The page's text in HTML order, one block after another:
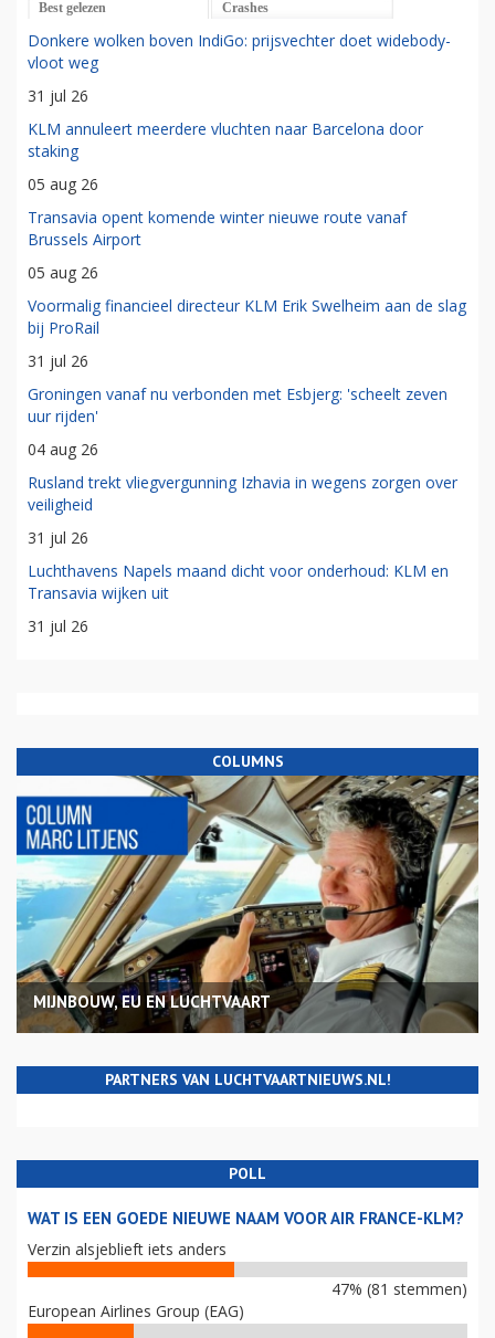
Best gelezen Crashes
Donkere wolken boven IndiGo: prijsvechter doet widebody-
vloot weg
31 jul 26
KLM annuleert meerdere vluchten naar Barcelona door
staking
05 aug 26
Transavia opent komende winter nieuwe route vanaf
Brussels Airport
05 aug 26
Voormalig financieel directeur KLM Erik Swelheim aan de slag
bij ProRail
31 jul 26
Groningen vanaf nu verbonden met Esbjerg: 'scheelt zeven
uur rijden'
04 aug 26
Rusland trekt vliegvergunning Izhavia in wegens zorgen over
veiligheid
31 jul 26
Luchthavens Napels maand dicht voor onderhoud: KLM en
Transavia wijken uit
31 jul 26
COLUMNS
MIJNBOUW, EU EN LUCHTVAART
PARTNERS VAN LUCHTVAARTNIEUWS.NL!
POLL
WAT IS EEN GOEDE NIEUWE NAAM VOOR AIR FRANCE-KLM?
Verzin alsjeblieft iets anders
47% (81 stemmen)
European Airlines Group (EAG)